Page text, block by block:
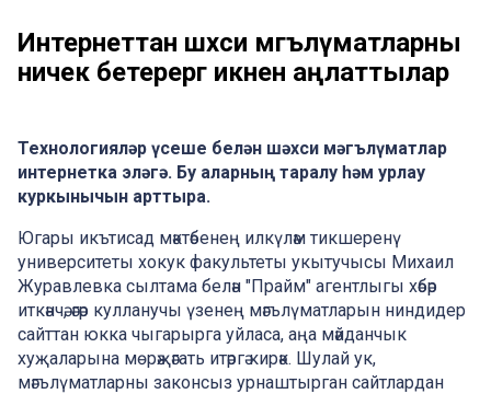
Интернеттан шәхси мәгълүматларны
ничек бетерергә икәнен аңлаттылар
Технологияләр үсеше белән шәхси мәгълүматлар
интернетка эләгә. Бу аларның таралу һәм урлау
куркынычын арттыра.
Югары икътисад мәктәбенең илкүләм тикшеренү
университеты хокук факультеты укытучысы Михаил
Журавлевка сылтама белән "Прайм" агентлыгы хәбәр
иткәнчә, әгәр кулланучы үзенең мәгълүматларын ниндидер
сайттан юкка чыгарырга уйласа, аңа мәйданчык
хуҗаларына мөрәҗәгать итәргә кирәк. Шулай ук,
мәгълүматларны законсыз урнаштырган сайтлардан